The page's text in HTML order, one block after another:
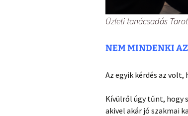
Üzleti tanácsadás
NEM MINDENKI
Az egyik kérdés az volt,
Kívülről úgy tűnt, hogy
akivel akár jó szakmai